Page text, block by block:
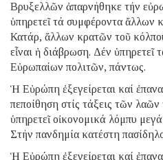
Βρυξελλῶν ἀπαρνήθηκε τήν
ὑπηρετεῖ τά συμφέροντα ἄλλων
Κατάρ, ἄλλων κρατῶν τοῦ
εἶναι ἡ διάβρωση. Δέν ὑπηρετεῖ
Εὐρωπαίων πολιτῶν, πάντως.
Ἡ Εὐρώπη ἐξεγείρεται καί
πεποίθηση στίς τάξεις τῶν
ὑπηρετεῖ οἰκονομικά λόμπυ
Στήν πανδημία κατέστη
Ἡ Εὐρώπη ἐξεγείρεται καί